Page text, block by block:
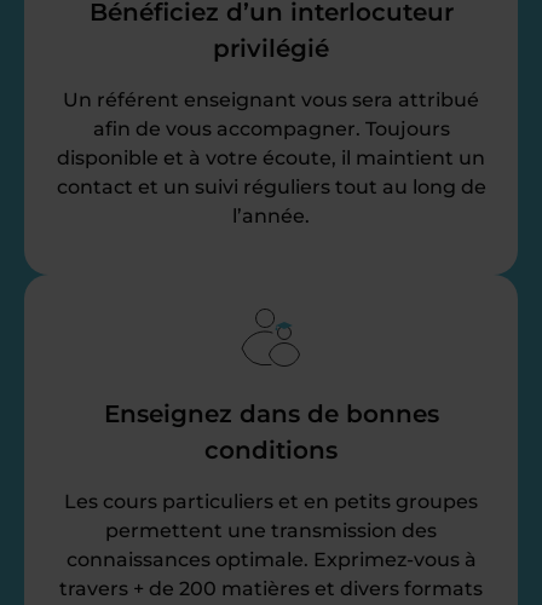
Bénéficiez d’un interlocuteur
privilégié
Un référent enseignant vous sera attribué
afin de vous accompagner. Toujours
disponible et à votre écoute, il maintient un
contact et un suivi réguliers tout au long de
l’année.
Enseignez dans de bonnes
conditions
Les cours particuliers et en petits groupes
permettent une transmission des
connaissances optimale. Exprimez-vous à
travers + de 200 matières et divers formats